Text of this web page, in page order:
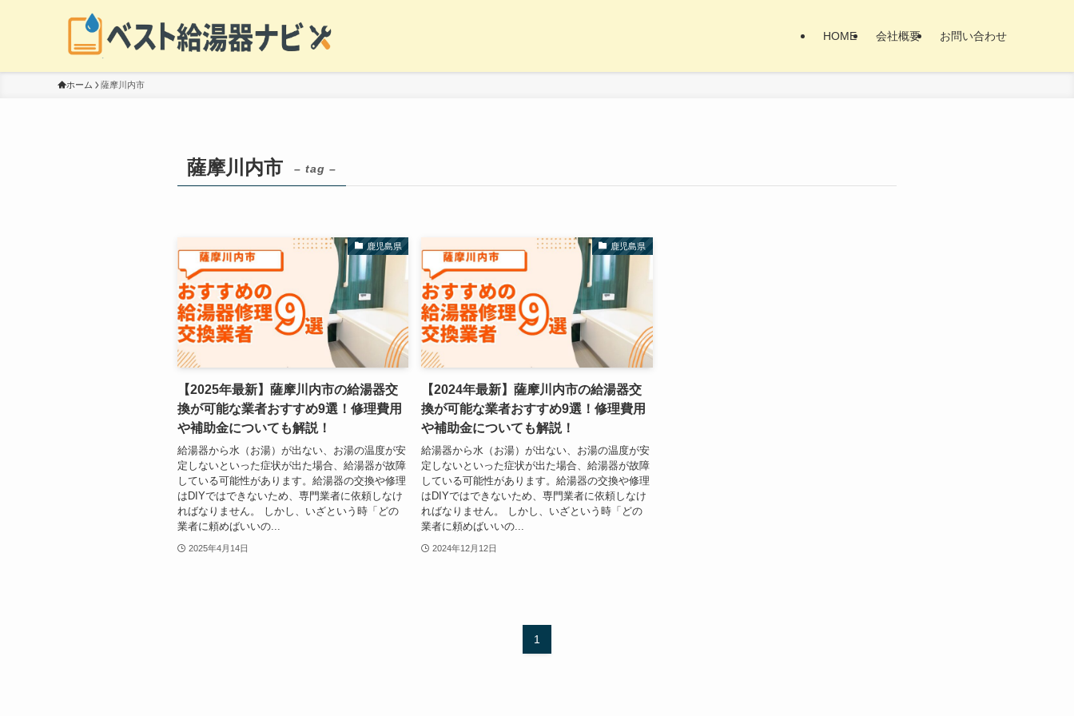
HOME 会社概要 お問い合わせ
ホーム 薩摩川内市
薩摩川内市 – tag –
鹿児島県
【2025年最新】薩摩川内市の給湯器交
換が可能な業者おすすめ9選！修理費用
や補助金についても解説！
給湯器から水（お湯）が出ない、お湯の温度が安
定しないといった症状が出た場合、給湯器が故障
している可能性があります。給湯器の交換や修理
はDIYではできないため、専門業者に依頼しなけ
ればなりません。 しかし、いざという時「どの
業者に頼めばいいの...
2025年4月14日
鹿児島県
【2024年最新】薩摩川内市の給湯器交
換が可能な業者おすすめ9選！修理費用
や補助金についても解説！
給湯器から水（お湯）が出ない、お湯の温度が安
定しないといった症状が出た場合、給湯器が故障
している可能性があります。給湯器の交換や修理
はDIYではできないため、専門業者に依頼しなけ
ればなりません。 しかし、いざという時「どの
業者に頼めばいいの...
2024年12月12日
1